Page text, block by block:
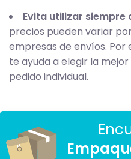
Evita utilizar siempre
precios pueden variar
empresas de envíos.
te ayuda a elegir la
pedido individual.